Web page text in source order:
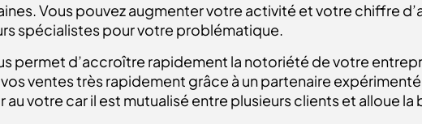
Vous pouvez augmenter votre activité et votre chiffre
spécialistes pour votre problématique.
permet d’accroître rapidement la notoriété de votre
ventes très rapidement grâce à un partenaire
votre car il est mutualisé entre plusieurs clients et alloue la